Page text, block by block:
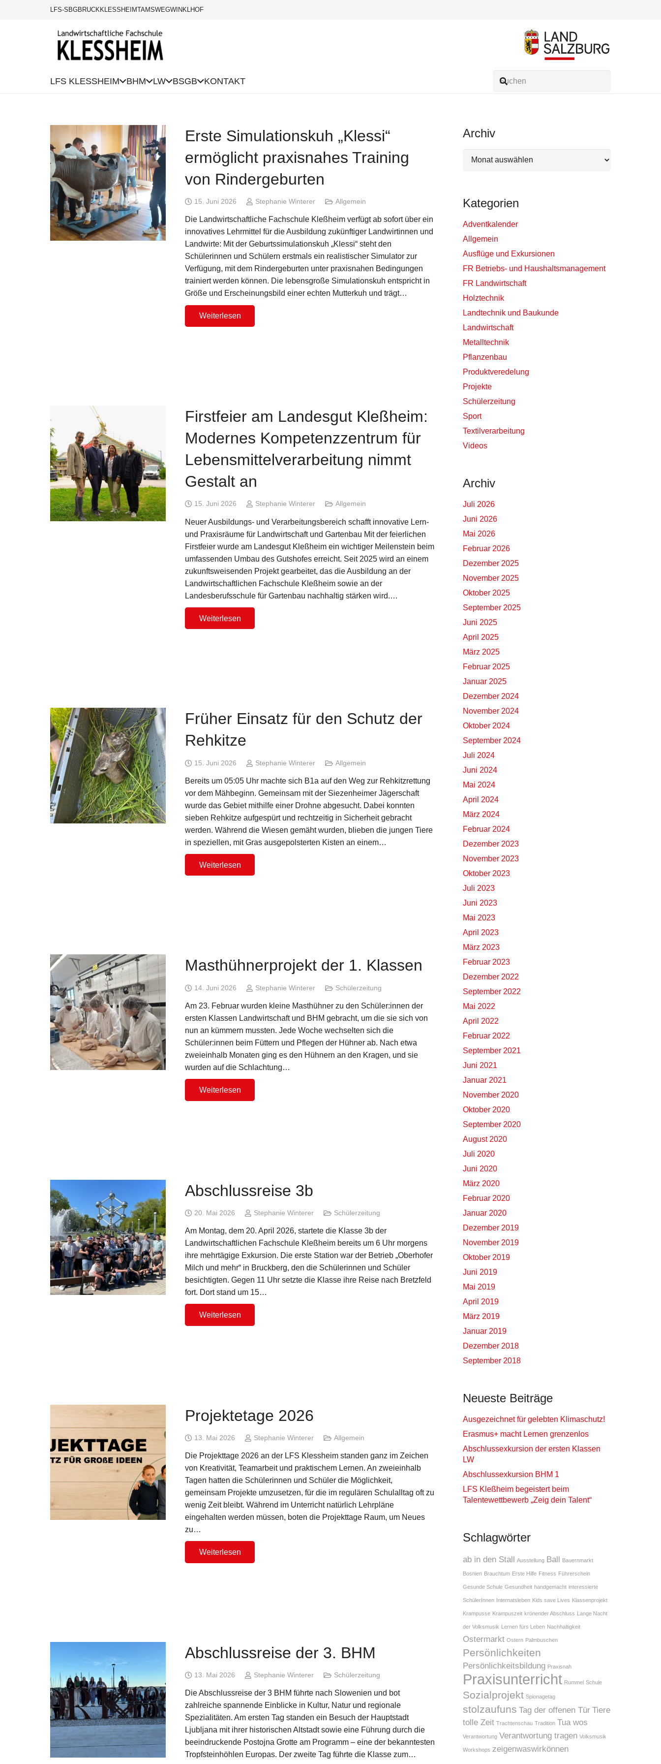
LFS-SBGBRUCKKLESSHEIMTAMSWEGWINKLHOF
LFS KLESSHEIM BHM LW BSGB KONTAKT
Erste Simulationskuh „Klessi“
ermöglicht praxisnahes Training
von Rindergeburten
15. Juni 2026 Stephanie Winterer Allgemein
Die Landwirtschaftliche Fachschule Kleßheim verfügt ab sofort über ein
innovatives Lehrmittel für die Ausbildung zukünftiger Landwirtinnen und
Landwirte: Mit der Geburtssimulationskuh „Klessi“ steht den
Schülerinnen und Schülern erstmals ein realistischer Simulator zur
Verfügung, mit dem Rindergeburten unter praxisnahen Bedingungen
trainiert werden können. Die lebensgroße Simulationskuh entspricht in
Größe und Erscheinungsbild einer echten Mutterkuh und trägt…
Weiterlesen
Firstfeier am Landesgut Kleßheim:
Modernes Kompetenzzentrum für
Lebensmittelverarbeitung nimmt
Gestalt an
15. Juni 2026 Stephanie Winterer Allgemein
Neuer Ausbildungs- und Verarbeitungsbereich schafft innovative Lern-
und Praxisräume für Landwirtschaft und Gartenbau Mit der feierlichen
Firstfeier wurde am Landesgut Kleßheim ein wichtiger Meilenstein beim
umfassenden Umbau des Gutshofes erreicht. Seit 2025 wird an einem
zukunftsweisenden Projekt gearbeitet, das die Ausbildung an der
Landwirtschaftlichen Fachschule Kleßheim sowie an der
Landesberufsschule für Gartenbau nachhaltig stärken wird.…
Weiterlesen
Früher Einsatz für den Schutz der
Rehkitze
15. Juni 2026 Stephanie Winterer Allgemein
Bereits um 05:05 Uhr machte sich B1a auf den Weg zur Rehkitzrettung
vor dem Mähbeginn. Gemeinsam mit der Siezenheimer Jägerschaft
wurde das Gebiet mithilfe einer Drohne abgesucht. Dabei konnten
sieben Rehkitze aufgespürt und rechtzeitig in Sicherheit gebracht
werden. Während die Wiesen gemäht wurden, blieben die jungen Tiere
in speziellen, mit Gras ausgepolsterten Kisten an einem…
Weiterlesen
Masthühnerprojekt der 1. Klassen
14. Juni 2026 Stephanie Winterer Schülerzeitung
Am 23. Februar wurden kleine Masthühner zu den Schüler:innen der
ersten Klassen Landwirtschaft und BHM gebracht, um die sie sich von
nun an kümmern mussten. Jede Woche wechselten sich die
Schüler:innen beim Füttern und Pflegen der Hühner ab. Nach etwa
zweieinhalb Monaten ging es den Hühnern an den Kragen, und sie
wurden auf die Schlachtung…
Weiterlesen
Abschlussreise 3b
20. Mai 2026 Stephanie Winterer Schülerzeitung
Am Montag, dem 20. April 2026, startete die Klasse 3b der
Landwirtschaftlichen Fachschule Kleßheim bereits um 6 Uhr morgens
ihre mehrtägige Exkursion. Die erste Station war der Betrieb „Oberhofer
Milch und mehr“ in Bruckberg, den die Schülerinnen und Schüler
besichtigten. Gegen 11 Uhr setzte die Klasse ihre Reise nach Bretzfeld
fort. Dort stand um 15…
Weiterlesen
Projektetage 2026
13. Mai 2026 Stephanie Winterer Allgemein
Die Projekttage 2026 an der LFS Klessheim standen ganz im Zeichen
von Kreativität, Teamarbeit und praktischem Lernen. An zweieinhalb
Tagen hatten die Schülerinnen und Schüler die Möglichkeit,
gemeinsam Projekte umzusetzen, für die im regulären Schulalltag oft zu
wenig Zeit bleibt. Während im Unterricht natürlich Lehrpläne
eingehalten werden müssen, boten die Projekttage Raum, um Neues
zu…
Weiterlesen
Abschlussreise der 3. BHM
13. Mai 2026 Stephanie Winterer Schülerzeitung
Die Abschlussreise der 3 BHM führte nach Slowenien und bot
zahlreiche spannende Einblicke in Kultur, Natur und regionale
Spezialitäten. Am ersten Tag standen ein Besuch der Hauptstadt
Ljubljana mit ihrer historischen Altstadt sowie eine Führung durch die
beeindruckende Postojna Grotte am Programm – eine der bekanntesten
Tropfsteinhöhlen Europas. Der zweite Tag führte die Klasse zum…
Archiv
Archiv
Kategorien
Adventkalender
Allgemein
Ausflüge und Exkursionen
FR Betriebs- und Haushaltsmanagement
FR Landwirtschaft
Holztechnik
Landtechnik und Baukunde
Landwirtschaft
Metalltechnik
Pflanzenbau
Produktveredelung
Projekte
Schülerzeitung
Sport
Textilverarbeitung
Videos
Archiv
Juli 2026
Juni 2026
Mai 2026
Februar 2026
Dezember 2025
November 2025
Oktober 2025
September 2025
Juni 2025
April 2025
März 2025
Februar 2025
Januar 2025
Dezember 2024
November 2024
Oktober 2024
September 2024
Juli 2024
Juni 2024
Mai 2024
April 2024
März 2024
Februar 2024
Dezember 2023
November 2023
Oktober 2023
Juli 2023
Juni 2023
Mai 2023
April 2023
März 2023
Februar 2023
Dezember 2022
September 2022
Mai 2022
April 2022
Februar 2022
September 2021
Juni 2021
Januar 2021
November 2020
Oktober 2020
September 2020
August 2020
Juli 2020
Juni 2020
März 2020
Februar 2020
Januar 2020
Dezember 2019
November 2019
Oktober 2019
Juni 2019
Mai 2019
April 2019
März 2019
Januar 2019
Dezember 2018
September 2018
Neueste Beiträge
Ausgezeichnet für gelebten Klimaschutz!
Erasmus+ macht Lernen grenzenlos
Abschlussexkursion der ersten Klassen
LW
Abschlussexkursion BHM 1
LFS Kleßheim begeistert beim
Talentewettbewerb „Zeig dein Talent“
Schlagwörter
ab in den Stall Ausstellung Ball Bauernmarkt
Bosnien Brauchtum Erste Hilfe Fitness Führerschein
Gesunde Schule Gesundheit handgemacht interessierte
SchülerInnen Internatsleben Kids save Lives Klassenprojekt
Krampusse Krampuszeit krönender Abschluss Lange Nacht
der Volksmusik Lernen fürs Leben Nachhaltigkeit
Ostermarkt Ostern Palmbuschen
Persönlichkeiten
Persönlichkeitsbildung Praxisnah
Praxisunterricht Rummel Schule
Sozialprojekt Spionagetag
stolzaufuns Tag der offenen Tür Tiere
tolle Zeit Trachtenschau Tradition Tua wos
Verantwortung Verantwortung tragen Volksmusik
Workshops zeigenwaswirkönnen